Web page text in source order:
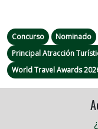
Concurso Nominado
Principal Atracción
World Travel Awards